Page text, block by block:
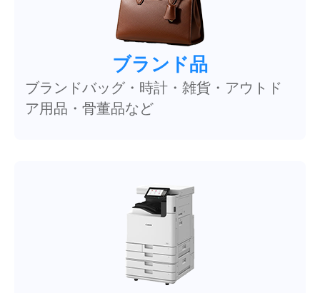
ブランド品
ブランドバッグ・時計・雑貨・アウトド
ア用品・骨董品など